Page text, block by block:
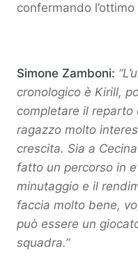
confermando
Simone Zamboni:
cronologico è Kirill,
completare il reparto
ragazzo molto
crescita. Sia a
fatto un percorso in
minutaggio e il
faccia molto bene,
può essere un
squadra.”